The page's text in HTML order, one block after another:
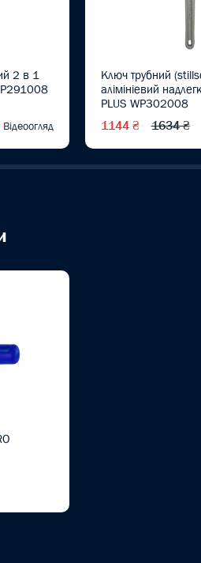
2 в 1
Відеоогляд
Ключ трубний
алімініевий
PLUS WP302008
1144 ₴ 1634 ₴